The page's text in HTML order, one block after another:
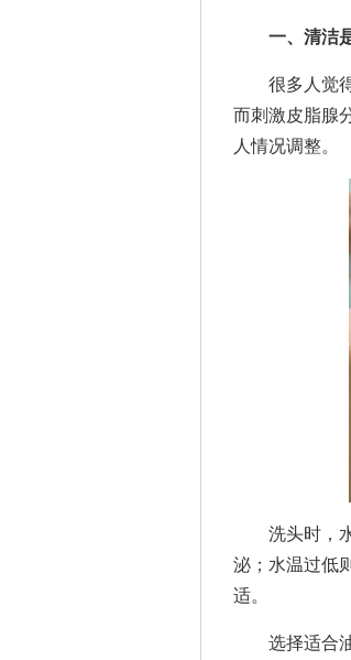
一、清洁
很多人觉得
而刺激皮脂腺
人情况调整。
洗头时，水
泌；水温过低
适。
选择适合油